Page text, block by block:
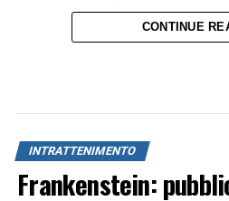
diversi intrighi. Durante gli
adattarsi al mondo
muove attraverso meccanismi
L’EROE DEL POPOLO
CONTINUE
INTRATTENIMENTO
Frankenstein: